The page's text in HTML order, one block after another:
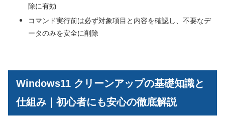
除に有効
コマンド実行前は必ず対象項目と内容を確認し、不要なデ
ータのみを安全に削除
Windows11 クリーンアップの基礎知識と
仕組み｜初心者にも安心の徹底解説